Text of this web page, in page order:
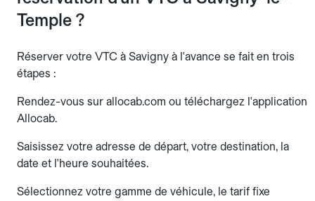
Temple ?
Réserver votre VTC à Savigny à l'avance se fait en trois
étapes :
Rendez-vous sur allocab.com ou téléchargez l'application
Allocab.
Saisissez votre adresse de départ, votre destination, la
date et l'heure souhaitées.
Sélectionnez votre gamme de véhicule, le tarif fixe